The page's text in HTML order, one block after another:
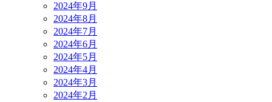
2024年9月
2024年8月
2024年7月
2024年6月
2024年5月
2024年4月
2024年3月
2024年2月